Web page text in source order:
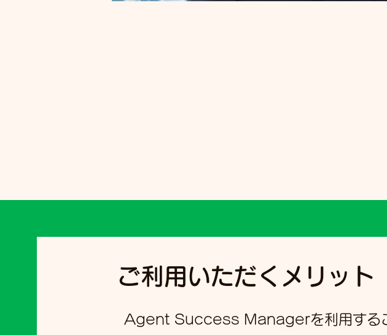
ご利用いただくメリット
Agent Success Managerを利用する